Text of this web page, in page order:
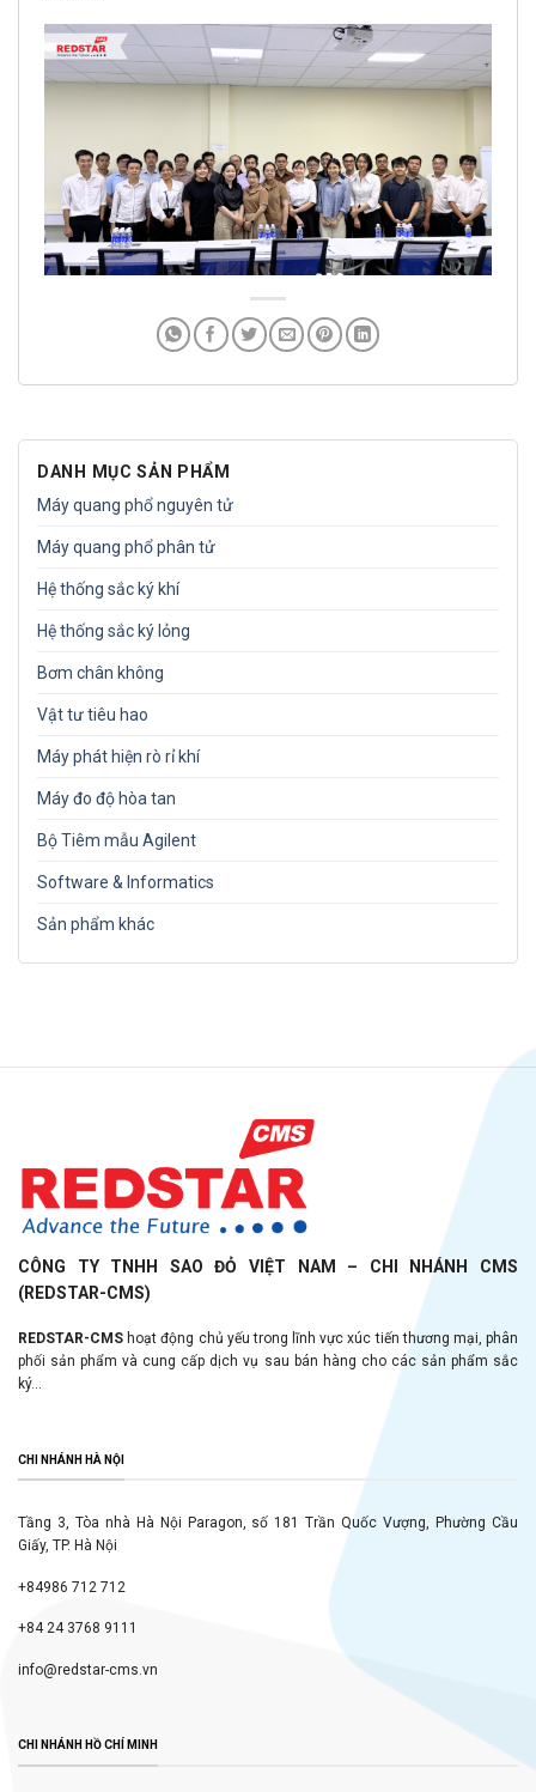
DANH MỤC SẢN PHẨM
Máy quang phổ nguyên tử
Máy quang phổ phân tử
Hệ thống sắc ký khí
Hệ thống sắc ký lỏng
Bơm chân không
Vật tư tiêu hao
Máy phát hiện rò rỉ khí
Máy đo độ hòa tan
Bộ Tiêm mẫu Agilent
Software & Informatics
Sản phẩm khác
CÔNG TY TNHH SAO ĐỎ VIỆT NAM – CHI NHÁNH CMS
(REDSTAR-CMS)
REDSTAR-CMS hoạt động chủ yếu trong lĩnh vực xúc tiến thương mại, phân
phối sản phẩm và cung cấp dịch vụ sau bán hàng cho các sản phẩm sắc
ký...
CHI NHÁNH HÀ NỘI
Tầng 3, Tòa nhà Hà Nội Paragon, số 181 Trần Quốc Vượng, Phường Cầu
Giấy, TP. Hà Nội
+84986 712 712
+84 24 3768 9111
info@redstar-cms.vn
CHI NHÁNH HỒ CHÍ MINH